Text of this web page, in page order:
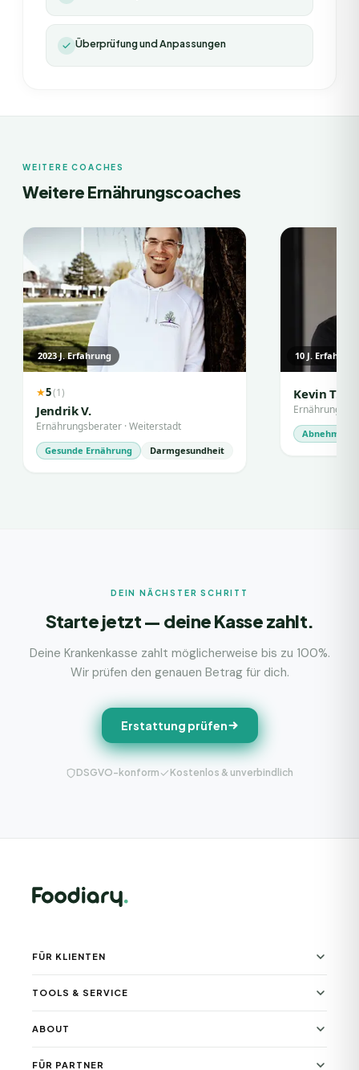
Überprüfung und Anpassungen
WEITERE COACHES
Weitere Ernährungscoaches
2023J. Erfahrung
★5(1)
Jendrik V.
Ernährungsberater ·Weiterstadt
Gesunde Ernährung Darmgesundheit
10 J. Erfahrung
Kevin T.
Abnehmen
DEIN NÄCHSTER SCHRITT
Starte jetzt — deine Kasse zahlt.
Deine Krankenkasse zahlt möglicherweise bis zu 100%.
Wir prüfen den genauen Betrag für dich.
Erstattung prüfen
DSGVO-konform Kostenlos & unverbindlich
FÜR KLIENTEN
TOOLS & SERVICE
ABOUT
FÜR PARTNER